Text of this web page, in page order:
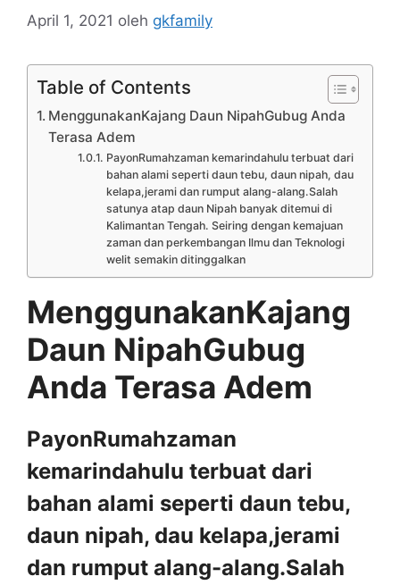
April 1, 2021 oleh gkfamily
Table of Contents
MenggunakanKajang Daun NipahGubug Anda
Terasa Adem
PayonRumahzaman kemarindahulu terbuat dari
bahan alami seperti daun tebu, daun nipah, dau
kelapa,jerami dan rumput alang-alang.Salah
satunya atap daun Nipah banyak ditemui di
Kalimantan Tengah. Seiring dengan kemajuan
zaman dan perkembangan Ilmu dan Teknologi
welit semakin ditinggalkan
MenggunakanKajang
Daun NipahGubug
Anda Terasa Adem
PayonRumahzaman
kemarindahulu terbuat dari
bahan alami seperti daun tebu,
daun nipah, dau kelapa,jerami
dan rumput alang-alang.Salah